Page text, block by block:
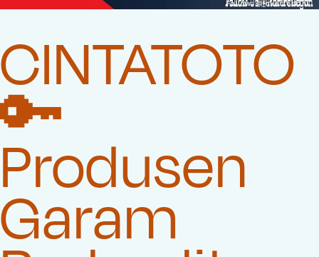
CINTATOTO
🔑
Produsen
Garam